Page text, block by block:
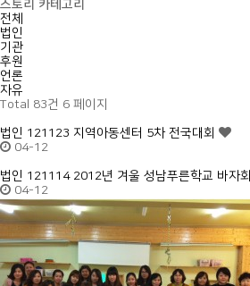
스토리 카테고리
전체
법인
기관
후원
언론
자유
Total 83건 6 페이지
법인 121123 지역아동센터 5차 전국대회
04-12
법인 121114 2012년 겨울 성남푸른학교 바자회
04-12